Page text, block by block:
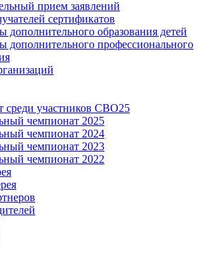
прием заявлений
сертификатов
дополнительного образования детей
дополнительного профессионального
среди участников СВО25
чемпионат 2025
чемпионат 2024
чемпионат 2023
чемпионат 2022